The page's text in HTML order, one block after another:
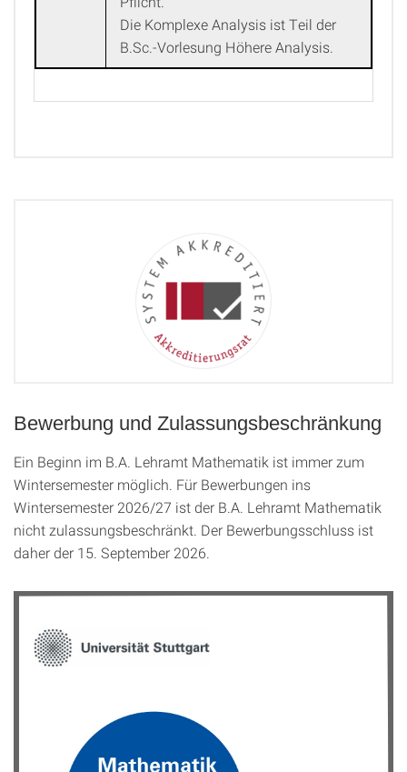
Die Komplexe Analysis ist Teil der
B.Sc.-Vorlesung Höhere Analysis.
Bewerbung und Zulassungsbeschränkung
Ein Beginn im B.A. Lehramt Mathematik ist immer zum
Wintersemester möglich. Für Bewerbungen ins
Wintersemester 2026/27 ist der B.A. Lehramt Mathematik
nicht zulassungsbeschränkt. Der Bewerbungsschluss ist
daher der 15. September 2026.